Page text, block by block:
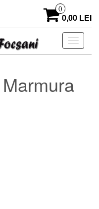
0
0,00 LEI
Toggle